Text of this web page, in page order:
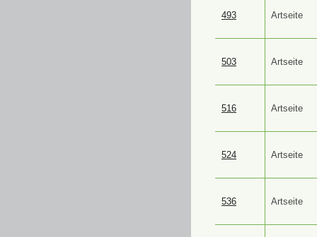
493 Artseite
503 Artseite
516 Artseite
524 Artseite
536 Artseite